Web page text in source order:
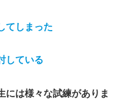
てしまった
している
には様々な試練がありま